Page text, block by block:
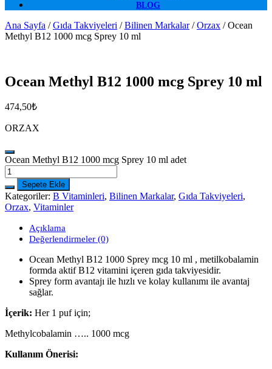
BLOG
Ana Sayfa /Gıda Takviyeleri /Bilinen Markalar/Orzax / Ocean
Methyl B12 1000 mcg Sprey 10 ml
Ocean Methyl B12 1000 mcg Sprey 10 ml
474,50₺
ORZAX
Ocean Methyl B12 1000 mcg Sprey 10 ml adet
Sepete Ekle
Kategoriler: B Vitaminleri, Bilinen Markalar, Gıda Takviyeleri,
Orzax, Vitaminler
Açıklama
Değerlendirmeler (0)
Ocean Methyl B12 1000 Sprey mcg 10 ml , metilkobalamin
formda aktif B12 vitamini içeren gıda takviyesidir.
Sprey form avantajı ile hızlı ve kolay kullanımı ile avantaj
sağlar.
İçerik: Her 1 puf için;
Methylcobalamin ….. 1000 mcg
Kullanım Önerisi: